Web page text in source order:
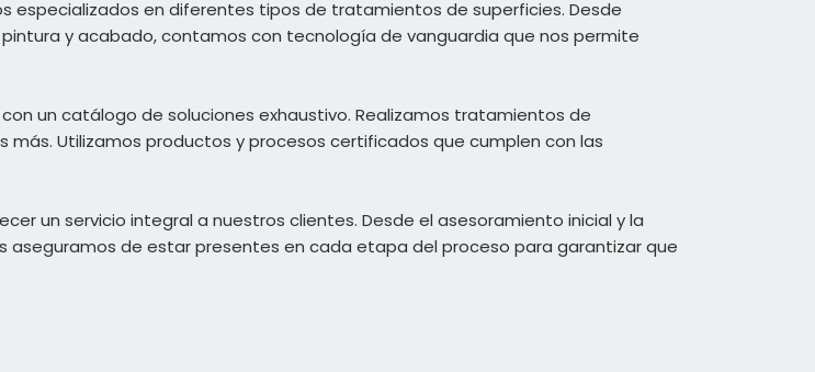
especializados en diferentes tipos de tratamientos de superficies. Desde
y acabado, contamos con tecnología de vanguardia que nos permite
un catálogo de soluciones exhaustivo. Realizamos tratamientos de
Utilizamos productos y procesos certificados que cumplen con las
un servicio integral a nuestros clientes. Desde el asesoramiento inicial y la
aseguramos de estar presentes en cada etapa del proceso para garantizar que